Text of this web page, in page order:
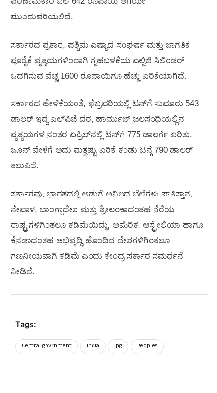
ಮುಂದುವರಿಯಲಿದೆ.
ಸರ್ಕಾರದ ಪ್ರಕಾರ, ಪಶ್ಚಿಮ ಏಷ್ಯಾದ ಸಂಘರ್ಷ ಮತ್ತು ಜಾಗತಿಕ
ಪೂರೈಕೆ ವ್ಯತ್ಯಯಗಳಿಂದಾಗಿ ಗೃಹಬಳಕೆಯ ಎಲ್ಪಿಜಿ ಸಿಲಿಂಡರ್
ಒದಗಿಸುವ ವೆಚ್ಚ 1600 ರೂಪಾಯಿಗೂ ಹೆಚ್ಚು ಏರಿಕೆಯಾಗಿದೆ.
ಸರ್ಕಾರದ ಹೇಳಿಕೆಯಂತೆ, ಫೆಬ್ರವರಿಯಲ್ಲಿ ಟನ್‌ಗೆ ಸುಮಾರು 543
ಡಾಲರ್ ಇದ್ದ ಎಲ್‌ಪಿಜಿ ದರ, ಹಾರ್ಮುಜ್ ಜಲಸಂಧಿಯಲ್ಲಿನ
ವ್ಯತ್ಯಯಗಳ ನಂತರ ಏಪ್ರಿಲ್‌ನಲ್ಲಿ ಟನ್‌ಗೆ 775 ಡಾಲರ್ಗೆ ಏರಿತು.
ಜೂನ್ ವೇಳೆಗೆ ಅದು ಮತ್ತಷ್ಟು ಏರಿಕೆ ಕಂಡು ಟನ್ಗೆ 790 ಡಾಲರ್
ತಲುಪಿದೆ.
ಸರ್ಕಾರವು, ಭಾರತದಲ್ಲಿ ಅಡುಗೆ ಅನಿಲದ ಬೆಲೆಗಳು ಪಾಕಿಸ್ತಾನ,
ನೇಪಾಳ, ಬಾಂಗ್ಲಾದೇಶ ಮತ್ತು ಶ್ರೀಲಂಕಾದಂತಹ ನೆರೆಯ
ರಾಷ್ಟ್ರಗಳಿಗಿಂತಲೂ ಕಡಿಮೆಯಿದ್ದು, ಅಮೆರಿಕ, ಆಸ್ಟ್ರೇಲಿಯಾ ಹಾಗೂ
ಕೆನಡಾದಂತಹ ಅಭಿವೃದ್ಧಿ ಹೊಂದಿದ ದೇಶಗಳಿಗಿಂತಲೂ
ಗಣನೀಯವಾಗಿ ಕಡಿಮೆ ಎಂದು ಕೇಂದ್ರ ಸರ್ಕಾರ ಸಮರ್ಥನೆ
ನೀಡಿದೆ.
Tags:
Central govrnment India lpg Peoples